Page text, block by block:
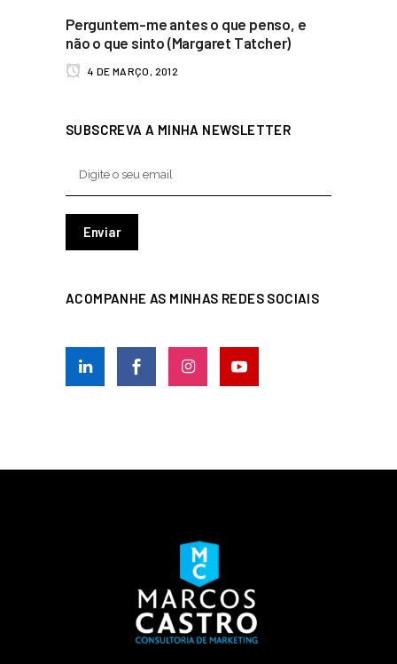
Perguntem-me antes o que penso, e
não o que sinto (Margaret Tatcher)
4 DE MARÇO, 2012
SUBSCREVA A MINHA NEWSLETTER
ACOMPANHE AS MINHAS REDES SOCIAIS